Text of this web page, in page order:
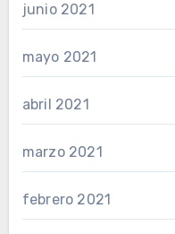
junio 2021
mayo 2021
abril 2021
marzo 2021
febrero 2021